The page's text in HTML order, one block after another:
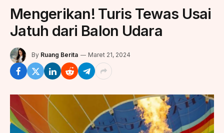
Mengerikan! Turis Tewas Usai
Jatuh dari Balon Udara
By Ruang Berita Maret 21, 2024